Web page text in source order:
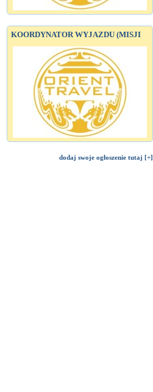
KOORDYNATOR WYJAZDU (MISJI
dodaj swoje ogłoszenie tutaj [+]